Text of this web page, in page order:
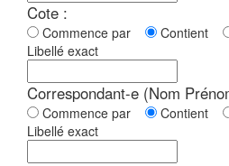
Cote :
Commence par Contient
Libellé exact
Correspondant-e (Nom
Commence par Contient
Libellé exact